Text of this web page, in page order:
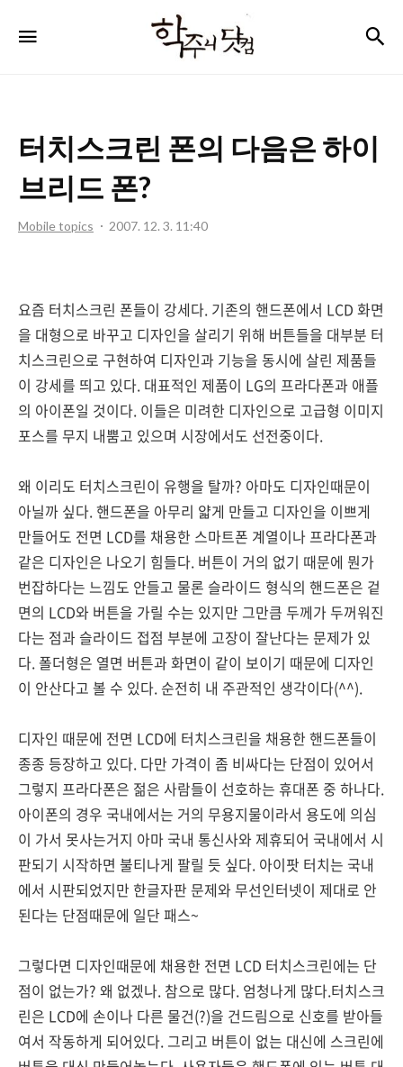
주
컴
터치스크린 폰의 다음은 하이
브리드 폰?
Mobile topics 2007. 12. 3. 11:40
요즘 터치스크린 폰들이 강세다. 기존의 핸드폰에서 LCD 화면
을 대형으로 바꾸고 디자인을 살리기 위해 버튼들을 대부분 터
치스크린으로 구현하여 디자인과 기능을 동시에 살린 제품들
이 강세를 띄고 있다. 대표적인 제품이 LG의 프라다폰과 애플
의 아이폰일 것이다. 이들은 미려한 디자인으로 고급형 이미지
포스를 무지 내뿜고 있으며 시장에서도 선전중이다.
왜 이리도 터치스크린이 유행을 탈까? 아마도 디자인때문이
아닐까 싶다. 핸드폰을 아무리 얇게 만들고 디자인을 이쁘게
만들어도 전면 LCD를 채용한 스마트폰 계열이나 프라다폰과
같은 디자인은 나오기 힘들다. 버튼이 거의 없기 때문에 뭔가
번잡하다는 느낌도 안들고 물론 슬라이드 형식의 핸드폰은 겉
면의 LCD와 버튼을 가릴 수는 있지만 그만큼 두께가 두꺼워진
다는 점과 슬라이드 접점 부분에 고장이 잘난다는 문제가 있
다. 폴더형은 열면 버튼과 화면이 같이 보이기 때문에 디자인
이 안산다고 볼 수 있다. 순전히 내 주관적인 생각이다(^^).
디자인 때문에 전면 LCD에 터치스크린을 채용한 핸드폰들이
종종 등장하고 있다. 다만 가격이 좀 비싸다는 단점이 있어서
그렇지 프라다폰은 젊은 사람들이 선호하는 휴대폰 중 하나다.
아이폰의 경우 국내에서는 거의 무용지물이라서 용도에 의심
이 가서 못사는거지 아마 국내 통신사와 제휴되어 국내에서 시
판되기 시작하면 불티나게 팔릴 듯 싶다. 아이팟 터치는 국내
에서 시판되었지만 한글자판 문제와 무선인터넷이 제대로 안
된다는 단점때문에 일단 패스~
그렇다면 디자인때문에 채용한 전면 LCD 터치스크린에는 단
점이 없는가? 왜 없겠나. 참으로 많다. 엄청나게 많다.터치스크
린은 LCD에 손이나 다른 물건(?)을 건드림으로 신호를 받아들
여서 작동하게 되어있다. 그리고 버튼이 없는 대신에 스크린에